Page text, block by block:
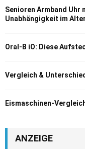
Senioren Armband Uhr
Unabhängigkeit im Alter
Oral-B iO: Diese
Vergleich &
Eismaschinen-
ANZEIGE